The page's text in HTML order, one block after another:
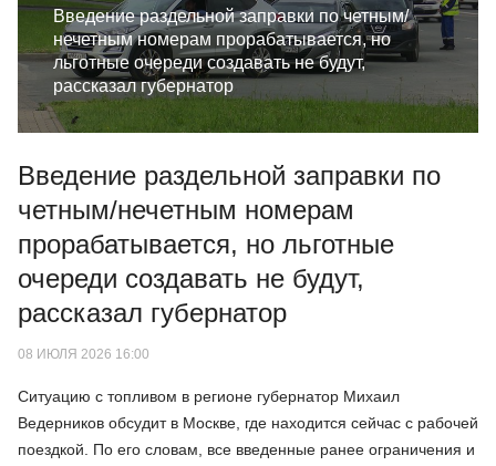
Введение раздельной заправки по четным/
нечетным номерам прорабатывается, но
льготные очереди создавать не будут,
рассказал губернатор
Введение раздельной заправки по
четным/нечетным номерам
прорабатывается, но льготные
очереди создавать не будут,
рассказал губернатор
08 ИЮЛЯ 2026 16:00
Ситуацию с топливом в регионе губернатор Михаил
Ведерников обсудит в Москве, где находится сейчас с рабочей
поездкой. По его словам, все введенные ранее ограничения и